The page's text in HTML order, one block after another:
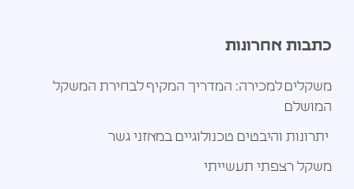
כתבות אחרונות
משקלים למכירה: המדריך המקיף לבחירת המשקל
המושלם
יתרונות והיבטים טכנולוגיים במאזני גשר
משקל רצפתי תעשייתי